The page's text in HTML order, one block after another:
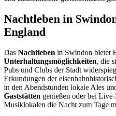
Nachtleben in
England
Das Nachtleben in Swindon bietet
Unterhaltungsmöglichkeiten, die
Pubs und Clubs der Stadt
Erkundungen der
in den Abendstunden lokale Ales
Gaststätten genießen oder bei
Musiklokalen die Nacht zum Tage